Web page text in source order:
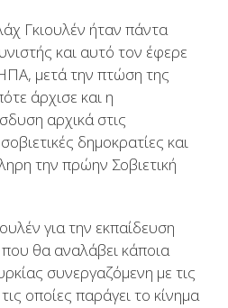
Γκιουλέν ήταν πάντα
και αυτό τον έφερε
μετά την πτώση της
άρχισε και η
αρχικά στις
δημοκρατίες και
την πρώην Σοβιετική
για την εκπαίδευση
θα αναλάβει κάποια
συνεργαζόμενη με τις
οποίες παράγει το κίνημα